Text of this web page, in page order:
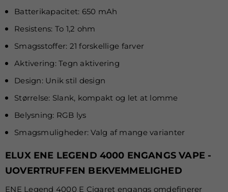
Batterikapacitet: 650 mAh
Resistens: To 1,2 ohm
Smagsstoffer: 21 forskellige farver
Aktivering: Tegn aktivering
Design: Unik stil design
Størrelse: Slank, kompakt og let at lomme
Belysning: RGB lys
Smagsmuligheder: Valg af mange varianter
ELUX ENE LEGEND 4000 ENGANGS VAPE -
UOVERTRUFFEN BEKVEMMELIGHED
ENE Legend 4000 E Cigaret engangs omdefinerer